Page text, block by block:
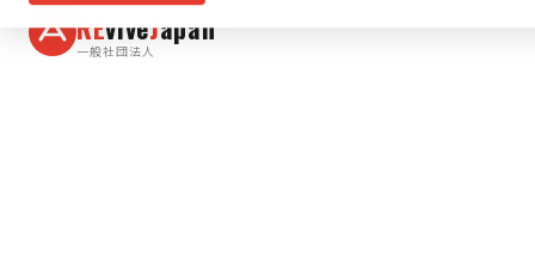
REviveJapan
一般社団法人